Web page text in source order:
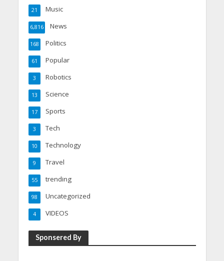
Music
21
News
6,816
Politics
168
Popular
61
Robotics
3
Science
13
Sports
17
Tech
3
Technology
10
Travel
9
trending
55
Uncategorized
98
VIDEOS
4
Sponsered By